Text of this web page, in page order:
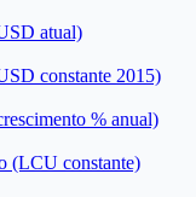
atual)
constante 2015)
% anual)
(LCU constante)